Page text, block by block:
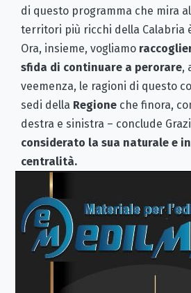
di questo programma che mira
territori più ricchi della Calabria
Ora, insieme, vogliamo
sfida di continuare a perorare,
veemenza, le ragioni di questo
sedi della Regione che finora,
destra e sinistra – conclude
considerato la sua naturale e
centralità.